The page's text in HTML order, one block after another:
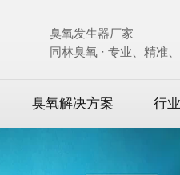
臭氧发生器厂家
同林臭氧 · 专业、精准
臭氧解决方案 行